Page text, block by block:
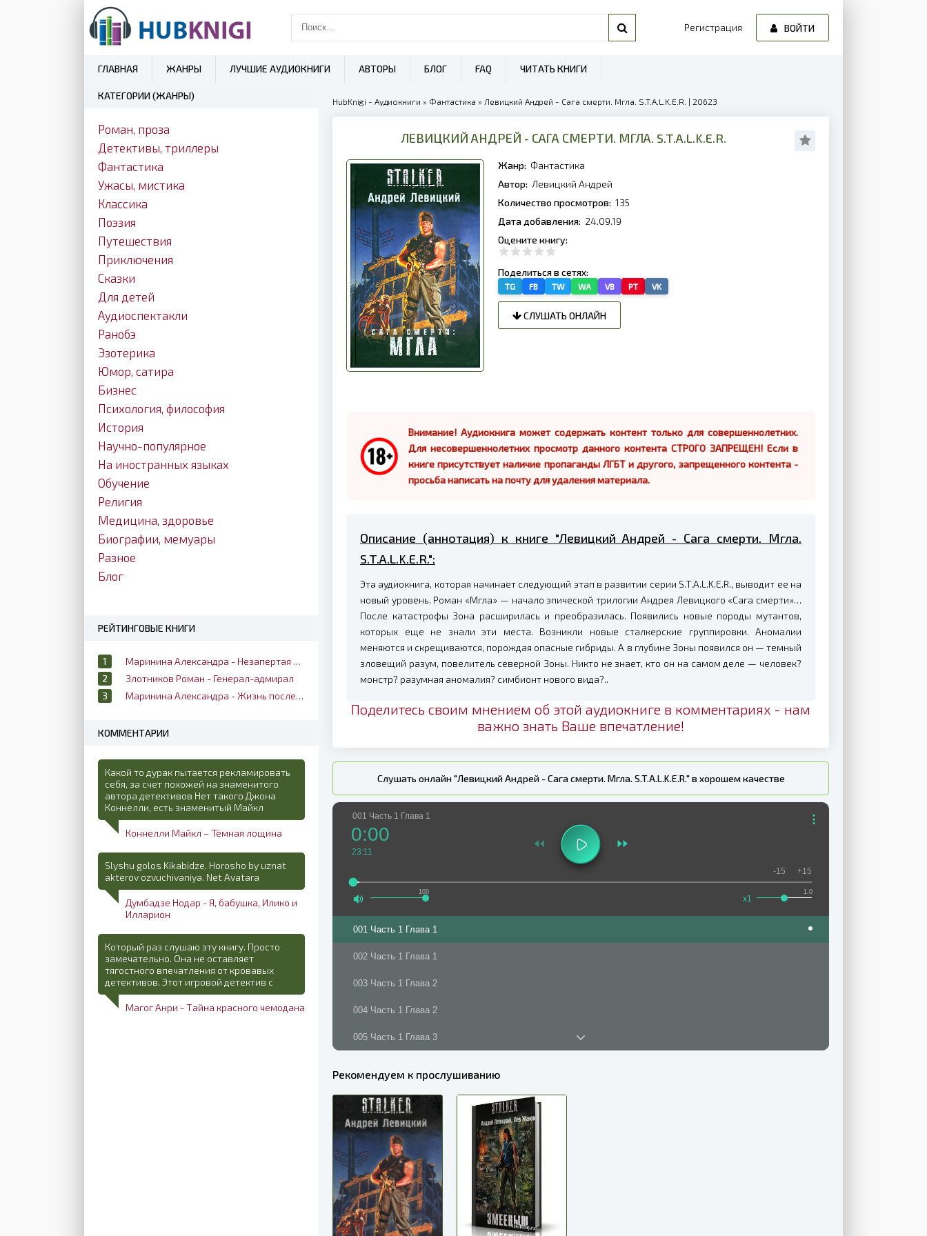
Регистрация ВОЙТИ
ГЛАВНАЯ ЖАНРЫ ЛУЧШИЕ АУДИОКНИГИ АВТОРЫ БЛОГ FAQ ЧИТАТЬ КНИГИ
HubKnigi - Аудиокниги » Фантастика » Левицкий Андрей - Сага смерти. Мгла. S.T.A.L.K.E.R. | 20623
ЛЕВИЦКИЙ АНДРЕЙ - САГА СМЕРТИ. МГЛА. S.T.A.L.K.E.R.
Жанр: Фантастика
Автор: Левицкий Андрей
Количество просмотров: 135
Дата добавления: 24.09.19
Оцените книгу:
Поделиться в сетях:
TG FB TW WA VB PT VK
СЛУШАТЬ ОНЛАЙН
Внимание! Аудиокнига может содержать контент только для совершеннолетних.
Для несовершеннолетних просмотр данного контента СТРОГО ЗАПРЕЩЕН! Если в
книге присутствует наличие пропаганды ЛГБТ и другого, запрещенного контента -
просьба написать на почту для удаления материала.
Описание (аннотация) к книге "Левицкий Андрей - Сага смерти. Мгла.
S.T.A.L.K.E.R.":
Эта аудиокнига, которая начинает следующий этап в развитии серии S.T.A.L.K.E.R., выводит ее на
новый уровень. Роман «Мгла» — начало эпической трилогии Андрея Левицкого «Сага смерти»…
После катастрофы Зона расширилась и преобразилась. Появились новые породы мутантов,
которых еще не знали эти места. Возникли новые сталкерские группировки. Аномалии
меняются и скрещиваются, порождая опасные гибриды. А в глубине Зоны появился он — темный
зловещий разум, повелитель северной Зоны. Никто не знает, кто он на самом деле — человек?
монстр? разумная аномалия? симбионт нового вида?..
Поделитесь своим мнением об этой аудиокниге в комментариях - нам
важно знать Ваше впечатление!
Слушать онлайн "Левицкий Андрей - Сага смерти. Мгла. S.T.A.L.K.E.R." в хорошем качестве
001 Часть 1 Глава 1
100
0:00
23:11
1.0
x1
-15 +15
001 Часть 1 Глава 1
002 Часть 1 Глава 1
003 Часть 1 Глава 2
004 Часть 1 Глава 2
005 Часть 1 Глава 3
008 Часть 1 Глава 3
009 Часть 1 Глава 4
010 Часть 1 Глава 4
011 Часть 1 Глава 4
012 Часть 1 Глава 5
Рекомендуем к прослушиванию
КАТЕГОРИИ (ЖАНРЫ)
Роман, проза
Детективы, триллеры
Фантастика
Ужасы, мистика
Классика
Поэзия
Путешествия
Приключения
Сказки
Для детей
Аудиоспектакли
Ранобэ
Эзотерика
Юмор, сатира
Бизнес
Психология, философия
История
Научно-популярное
На иностранных языках
Обучение
Религия
Медицина, здоровье
Биографии, мемуары
Разное
Блог
РЕЙТИНГОВЫЕ КНИГИ
Маринина Александра - Незапертая дверь
Злотников Роман - Генерал-адмирал
Маринина Александра - Жизнь после жизни
КОММЕНТАРИИ
Какой то дурак пытается рекламировать
себя, за счет похожей на знаменитого
автора детективов Нет такого Джона
Коннелли, есть знаменитый Майкл
Коннелли Майкл – Тёмная лощина
Slyshu golos Kikabidze. Horosho by uznat
akterov ozvuchivaniya. Net Avatara
Думбадзе Нодар - Я, бабушка, Илико и
Илларион
Который раз слушаю эту книгу. Просто
замечательно. Она не оставляет
тягостного впечатления от кровавых
детективов. Этот игровой детектив с
Магог Анри - Тайна красного чемодана